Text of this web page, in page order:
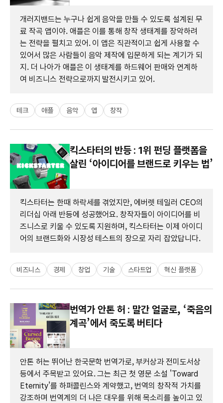
개러지밴드는 누구나 쉽게 음악을 만들 수 있도록 설계된 무
료 작곡 앱이야. 애플은 이를 통해 창작 생태계를 장악하려
는 전략을 펼치고 있어. 이 앱은 직관적이고 쉽게 사용할 수
있어서 많은 사람들이 음악 제작에 입문하게 되는 계기가 되
지. 더 나아가 애플은 이 생태계를 하드웨어 판매와 연계하
여 비즈니스 전략으로까지 발전시키고 있어.
테크 애플 음악 앱 창작
킥스타터의 반등 : 1위 펀딩 플랫폼을
살린 ‘아이디어를 브랜드로 키우는 법’
킥스타터는 한때 하락세를 겪었지만, 에버렛 테일러 CEO의
리더십 아래 반등에 성공했어요. 창작자들이 아이디어를 비
즈니스로 키울 수 있도록 지원하며, 킥스타터는 이제 아이디
어의 브랜드화와 시장성 테스트의 장으로 자리 잡았답니다.
비즈니스 경제 창업 기술 스타트업 혁신 플랫폼
번역가 안톤 허 : 말간 얼굴로, ‘죽음의
계곡’에서 죽도록 버티다
안톤 허는 뛰어난 한국문학 번역가로, 부커상과 전미도서상
등에서 주목받고 있어요. 그는 최근 첫 영문 소설 'Toward
Eternity'를 하퍼콜린스와 계약했고, 번역의 창작적 가치를
강조하며 번역계의 더 나은 대우를 위해 목소리를 높이고 있